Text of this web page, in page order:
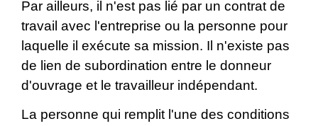
Par ailleurs, il n'est pas lié par un contrat de
travail avec l'entreprise ou la personne pour
laquelle il exécute sa mission. Il n'existe pas
de lien de subordination entre le donneur
d'ouvrage et le travailleur indépendant.
La personne qui remplit l'une des conditions